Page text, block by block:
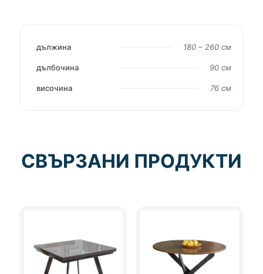
дължина 180 – 260 см
дълбочина 90 см
височина 76 см
СВЪРЗАНИ ПРОДУКТИ